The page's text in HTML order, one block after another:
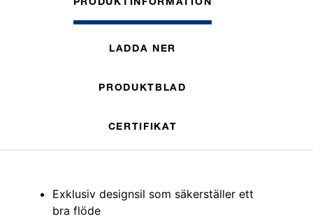
PRODUKTINFORMATION
LADDA NER
PRODUKTBLAD
CERTIFIKAT
Exklusiv designsil som säkerställer ett
bra flöde